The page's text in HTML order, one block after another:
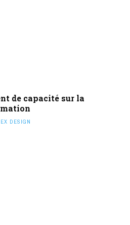
de capacité sur la
DESIGN